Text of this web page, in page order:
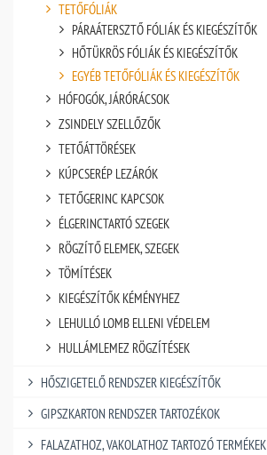
TETŐFÓLIÁK
PÁRAÁTERSZTŐ FÓLIÁK ÉS KIEGÉSZÍTŐK
HŐTÜKRÖS FÓLIÁK ÉS KIEGÉSZÍTŐK
EGYÉB TETŐFÓLIÁK ÉS KIEGÉSZÍTŐK
HÓFOGÓK, JÁRÓRÁCSOK
ZSINDELY SZELLŐZŐK
TETŐÁTTÖRÉSEK
KÚPCSERÉP LEZÁRÓK
TETŐGERINC KAPCSOK
ÉLGERINCTARTÓ SZEGEK
RÖGZÍTŐ ELEMEK, SZEGEK
TÖMÍTÉSEK
KIEGÉSZÍTŐK KÉMÉNYHEZ
LEHULLÓ LOMB ELLENI VÉDELEM
HULLÁMLEMEZ RÖGZÍTÉSEK
HŐSZIGETELŐ RENDSZER KIEGÉSZÍTŐK
GIPSZKARTON RENDSZER TARTOZÉKOK
FALAZATHOZ, VAKOLATHOZ TARTOZÓ TERMÉKEK